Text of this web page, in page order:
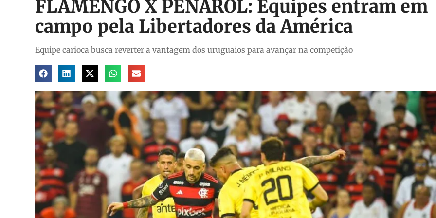
FLAMENGO X PEÑAROL: Equipes entram em
campo pela Libertadores da América
Equipe carioca busca reverter a vantagem dos uruguaios para avançar na competição